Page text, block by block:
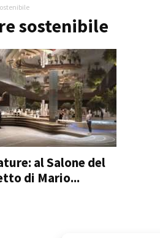
sostenibile
al Salone del
di Mario...